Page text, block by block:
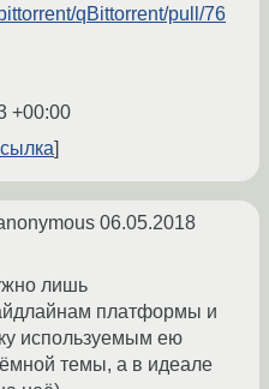
qBittorrent/pull/76
+00:00
06.05.2018
лишь
платформы и
используемым ею
темы, а в идеале